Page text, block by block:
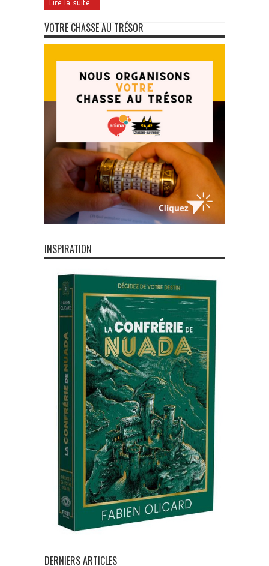
Lire la suite...
VOTRE CHASSE AU TRÉSOR
INSPIRATION
DERNIERS ARTICLES